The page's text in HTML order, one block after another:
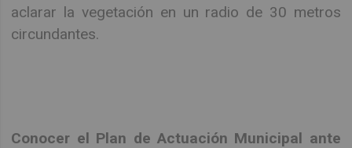
aclarar la vegetación en un radio de 30 metros
circundantes.
Conocer el Plan de Actuación Municipal ante